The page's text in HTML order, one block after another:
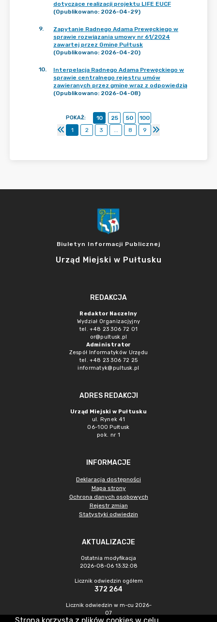
dotyczące realizacji projektu LIFE EUCF
(Opublikowano: 2026-04-29)
9.
Zapytanie Radnego Adama Prewęckiego w
sprawie rozwiązania umowy nr 61/2024
zawartej przez Gminę Pułtusk
(Opublikowano: 2026-04-20)
10.
Interpelacja Radnego Adama Prewęckiego w
sprawie centralnego rejestru umów
zawieranych przez gminę wraz z odpowiedzią
(Opublikowano: 2026-04-08)
POKAŻ: 10 25 50
100
1
2 3 ... 8 9
Biuletyn Informacji Publicznej
Urząd Miejski w Pułtusku
REDAKCJA
Redaktor Naczelny
Wydział Organizacjyjny
tel. +48 23 306 72 01
or@pultusk.pl
Administrator
Zespół Informatyków Urzędu
tel. +48 23 306 72 25
informatyk@pultusk.pl
ADRES REDAKCJI
Urząd Miejski w Pułtusku
ul. Rynek 41
06-100 Pułtusk
pok. nr 1
INFORMACJE
Deklaracja dostępności
Mapa strony
Ochrona danych osobowych
Rejestr zmian
Statystyki odwiedzin
AKTUALIZACJE
Ostatnia modyfikacja
2026-08-06 13:32:08
Licznik odwiedzin ogółem
372 264
Licznik odwiedzin w m-cu 2026-
07